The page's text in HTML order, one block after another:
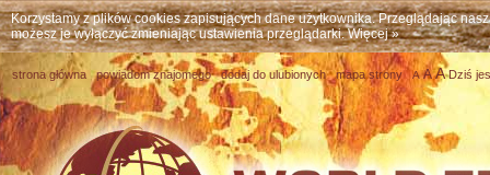
Korzystamy z plików cookies zapisujących dane użytkownika. Przeglądając
możesz je wyłączyć zmieniając ustawienia przeglądarki.Więcej »
strona główna powiadom znajomego dodaj do ulubionych mapa strony A A ADziś